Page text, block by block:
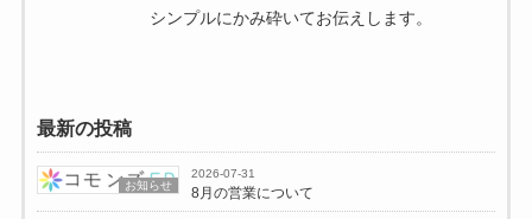
シンプルにかみ砕いてお伝えします。
最新の投稿
お知らせ
2026-07-31
8月の営業について